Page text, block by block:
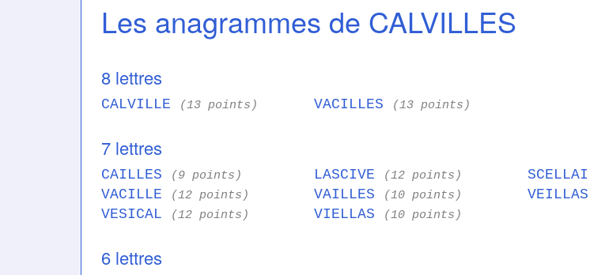
Les anagrammes de CALVILLES
8 lettres
CALVILLE (13 points) VACILLES (13 points)
7 lettres
CAILLES (9 points) LASCIVE (12 points) SCELLAI
VACILLE (12 points) VAILLES (10 points) VEILLAS
VESICAL (12 points) VIELLAS (10 points)
6 lettres